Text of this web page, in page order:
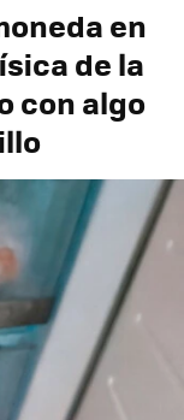
en
de la
con algo